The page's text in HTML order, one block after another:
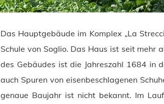
Das Hauptgebäude im Komplex „La
Schule von Soglio. Das Haus ist seit mehr
des Gebäudes ist die Jahreszahl 1684 in
auch Spuren von eisenbeschlagenen
genaue Baujahr ist nicht bekannt. Im